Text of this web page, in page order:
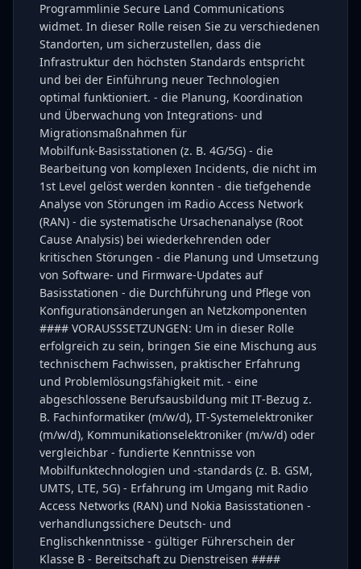
Programmlinie Secure Land Communications
widmet. In dieser Rolle reisen Sie zu verschiedenen
Standorten, um sicherzustellen, dass die
Infrastruktur den höchsten Standards entspricht
und bei der Einführung neuer Technologien
optimal funktioniert. - die Planung, Koordination
und Überwachung von Integrations‑ und
Migrationsmaßnahmen für
Mobilfunk‑Basisstationen (z. B. 4G/5G) - die
Bearbeitung von komplexen Incidents, die nicht im
1st Level gelöst werden konnten - die tiefgehende
Analyse von Störungen im Radio Access Network
(RAN) - die systematische Ursachenanalyse (Root
Cause Analysis) bei wiederkehrenden oder
kritischen Störungen - die Planung und Umsetzung
von Software‑ und Firmware‑Updates auf
Basisstationen - die Durchführung und Pflege von
Konfigurationsänderungen an Netzkomponenten
#### VORAUSSSETZUNGEN: Um in dieser Rolle
erfolgreich zu sein, bringen Sie eine Mischung aus
technischem Fachwissen, praktischer Erfahrung
und Problemlösungsfähigkeit mit. - eine
abgeschlossene Berufsausbildung mit IT‑Bezug z.
B. Fachinformatiker (m/w/d), IT‑Systemelektroniker
(m/w/d), Kommunikationselektroniker (m/w/d) oder
vergleichbar - fundierte Kenntnisse von
Mobilfunktechnologien und ‑standards (z. B. GSM,
UMTS, LTE, 5G) - Erfahrung im Umgang mit Radio
Access Networks (RAN) und Nokia Basisstationen -
verhandlungssichere Deutsch- und
Englischkenntnisse - gültiger Führerschein der
Klasse B - Bereitschaft zu Dienstreisen ####